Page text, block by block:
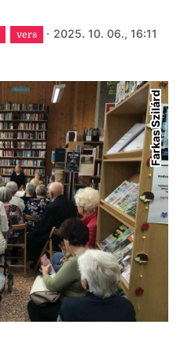
vers · 2025. 10. 06., 16:11
Farkas Szilárd